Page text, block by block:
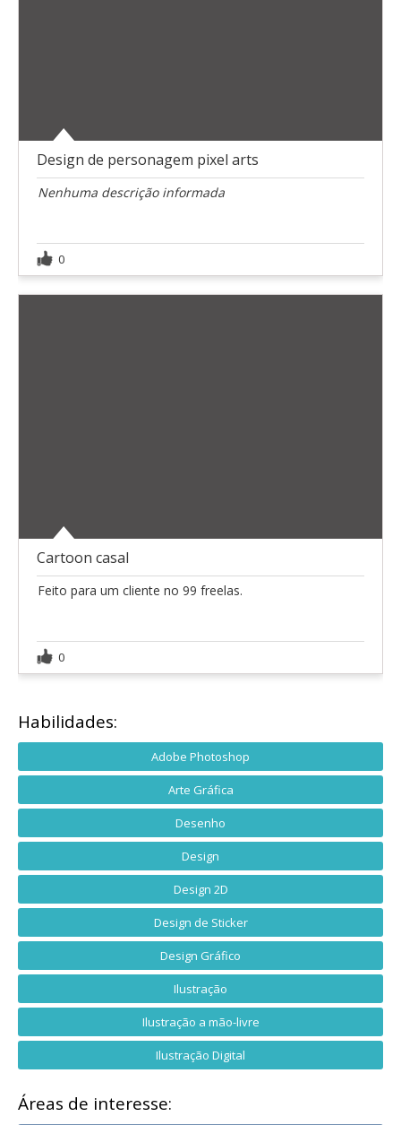
Design de personagem pixel arts
Nenhuma descrição informada
0
Cartoon casal
Feito para um cliente no 99 freelas.
0
Habilidades:
Adobe Photoshop
Arte Gráfica
Desenho
Design
Design 2D
Design de Sticker
Design Gráfico
Ilustração
Ilustração a mão-livre
Ilustração Digital
Áreas de interesse: